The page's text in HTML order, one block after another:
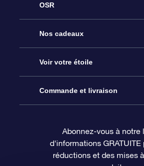
OSR
Service
À propos de l’OSR
Nous contacter
Questions fréquemment posées
Nos cadeaux
Cadeau d’étoile en ligne
Coffret cadeau OSR
Carte cadeau OSR
Voir votre étoile
Registre des étoiles
Page d’accueil personnalisée
Commande et livraison
Informations de paiement
Abonnez-vous à notre
d'informations GRATUITE
réductions et des mises